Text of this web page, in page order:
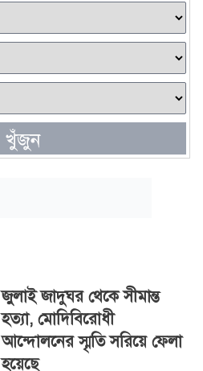
খুঁজুন
জুলাই জাদুঘর থেকে সীমান্ত
হত্যা, মোদিবিরোধী
আন্দোলনের স্মৃতি সরিয়ে ফেলা
হয়েছে